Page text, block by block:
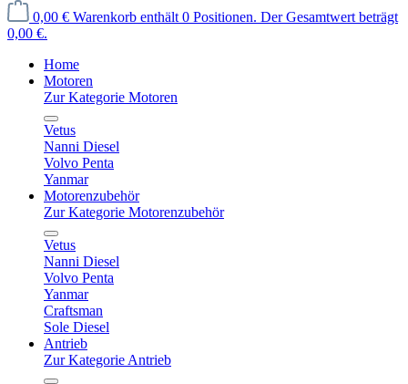
0,00 € Warenkorb enthält 0 Positionen. Der Gesamtwert beträgt
0,00 €.
Home
Motoren
Zur Kategorie Motoren
Vetus
Nanni Diesel
Volvo Penta
Yanmar
Motorenzubehör
Zur Kategorie Motorenzubehör
Vetus
Nanni Diesel
Volvo Penta
Yanmar
Craftsman
Sole Diesel
Antrieb
Zur Kategorie Antrieb